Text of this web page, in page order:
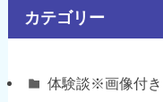
カテゴリー
体験談※画像付き